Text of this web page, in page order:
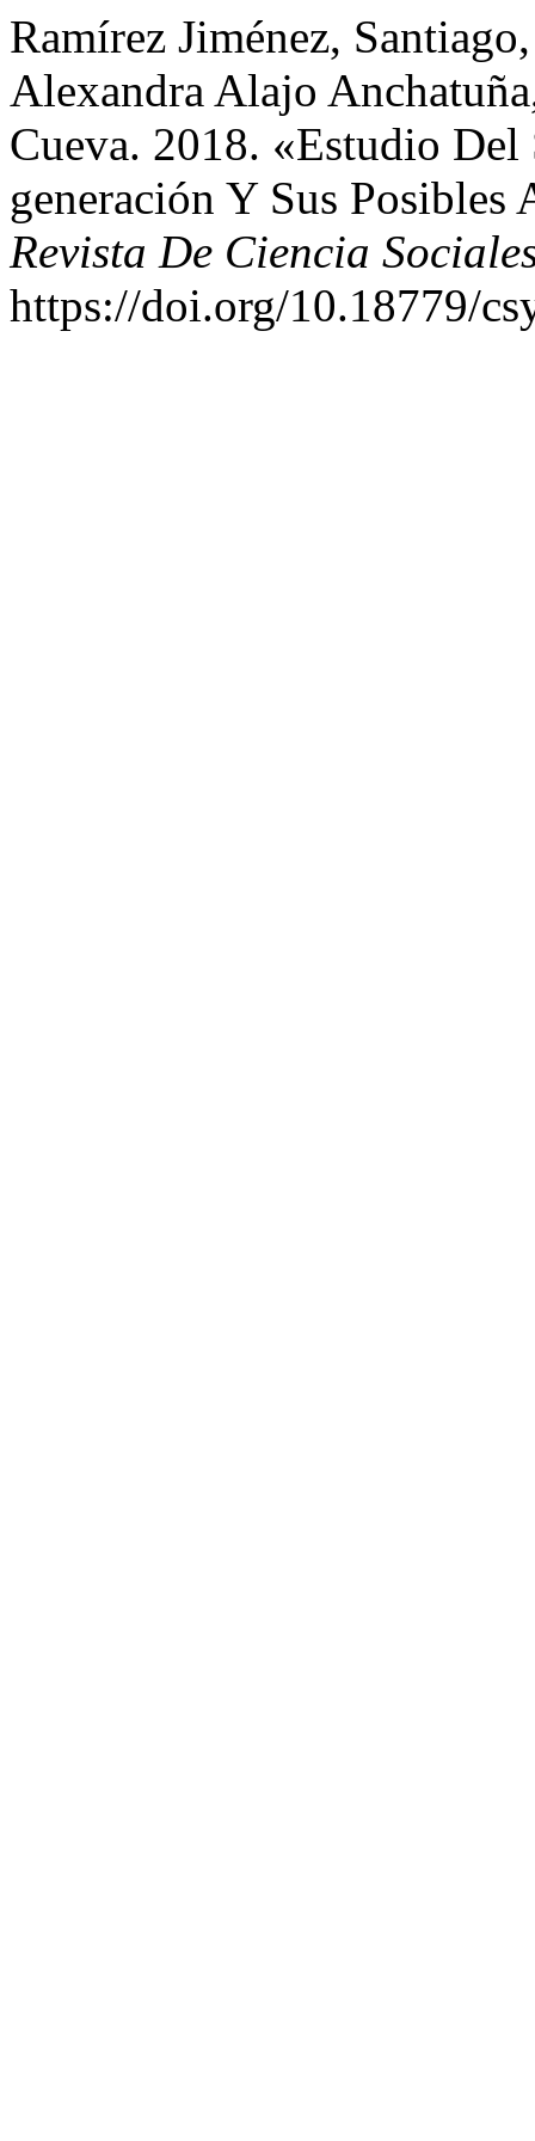
Ramírez Jiménez,
Alexandra Alajo
Cueva. 2018. «Estudio
generación Y Sus
Revista De Ciencia
https://doi.org/10.18779/